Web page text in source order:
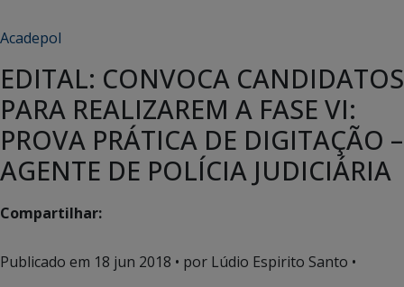
Acadepol
EDITAL: CONVOCA CANDIDATOS
PARA REALIZAREM A FASE VI:
PROVA PRÁTICA DE DIGITAÇÃO –
AGENTE DE POLÍCIA JUDICIÁRIA
Compartilhar:
Publicado em 18 jun 2018 • por Lúdio Espirito Santo •